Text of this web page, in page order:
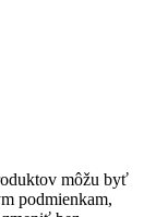
môžu byť
podmienkam,